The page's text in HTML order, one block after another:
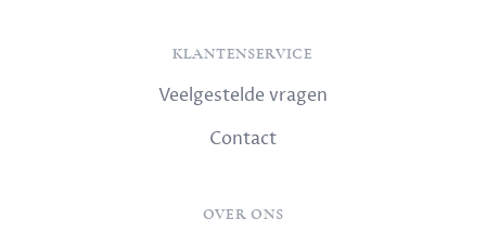
KLANTENSERVICE
Veelgestelde vragen
Contact
OVER ONS